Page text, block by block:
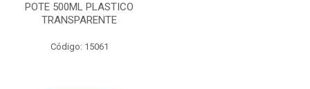
POTE 500ML PLASTICO
TRANSPARENTE
Código: 15061